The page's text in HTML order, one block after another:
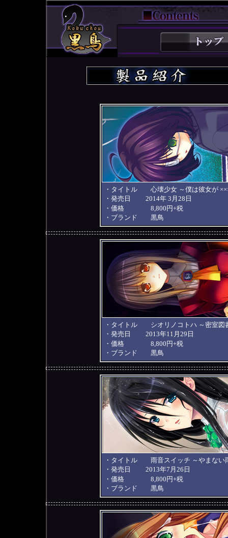
・タイトル 心壊少女 ～僕は彼女が
・発売日 2014年 3月28日
・価格 8,800円+税
・ブランド 黒鳥
・タイトル シオリノコトハ ～密室図
・発売日 2013年11月29日
・価格 8,800円+税
・ブランド 黒鳥
・タイトル 雨音スイッチ ～やまない
・発売日 2013年7月26日
・価格 8,800円+税
・ブランド 黒鳥